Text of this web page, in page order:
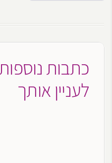
כתבות
לעניין אותך